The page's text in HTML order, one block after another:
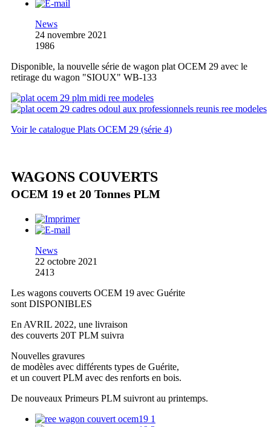
News
24 novembre 2021
1986
Disponible, la nouvelle série de wagon plat OCEM 29 avec le
retirage du wagon "SIOUX" WB-133
Voir le catalogue Plats OCEM 29 (série 4)
WAGONS COUVERTS
OCEM 19 et 20 Tonnes PLM
News
22 octobre 2021
2413
Les wagons couverts OCEM 19 avec Guérite
sont DISPONIBLES
En AVRIL 2022, une livraison
des couverts 20T PLM suivra
Nouvelles gravures
de modèles avec différents types de Guérite,
et un couvert PLM avec des renforts en bois.
De nouveaux Primeurs PLM suivront au printemps.